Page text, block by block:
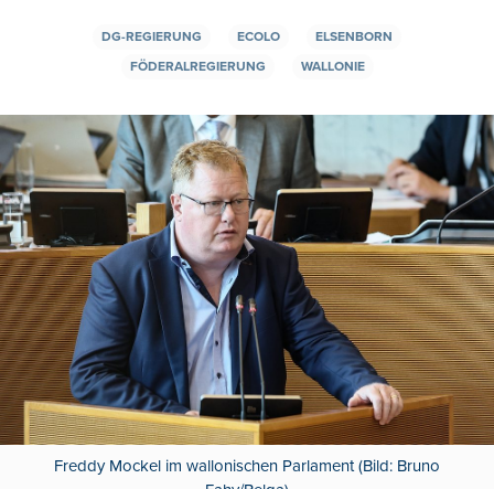
DG-REGIERUNG ECOLO
ELSENBORN
FÖDERALREGIERUNG
WALLONIE
Freddy Mockel im wallonischen Parlament (Bild: Bruno